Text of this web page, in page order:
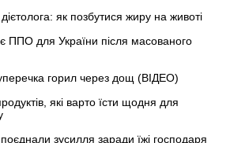
як позбутися жиру на животі
ППО для України після масованого
горил через дощ (ВІДЕО)
які варто їсти щодня для
зусилля заради їжі господаря